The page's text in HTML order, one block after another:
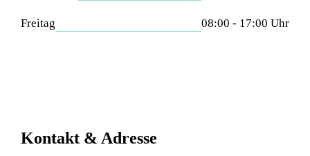
Freitag 08:00 - 17:00 Uhr
Kontakt & Adresse